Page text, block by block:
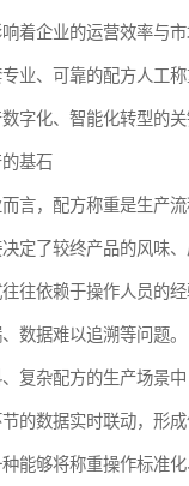
着企业的运营效率与市
业、可靠的配方人工
字化、智能化转型的关
基石
言，配方称重是生产流
定了较终产品的风味、
往依赖于操作人员的
数据难以追溯等问题。
复杂配方的生产场景中
的数据实时联动，形成
能够将称重操作标准